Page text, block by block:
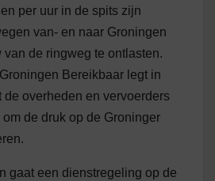
per uur in de spits zijn
van- en naar Groningen
de ringweg te ontlasten.
Bereikbaar legt in
de overheden en vervoerders
de druk op de Groninger
gaat een dienstregeling op de